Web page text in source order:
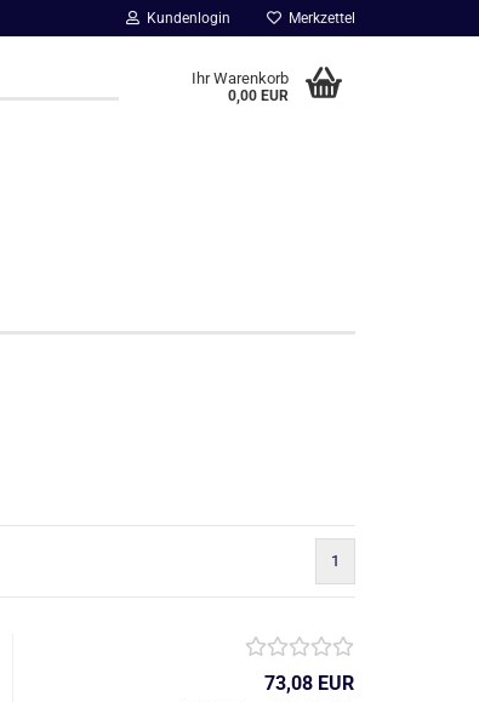
Kundenlogin Merkzettel
Ihr Warenkorb
0,00 EUR
1
73,08 EUR